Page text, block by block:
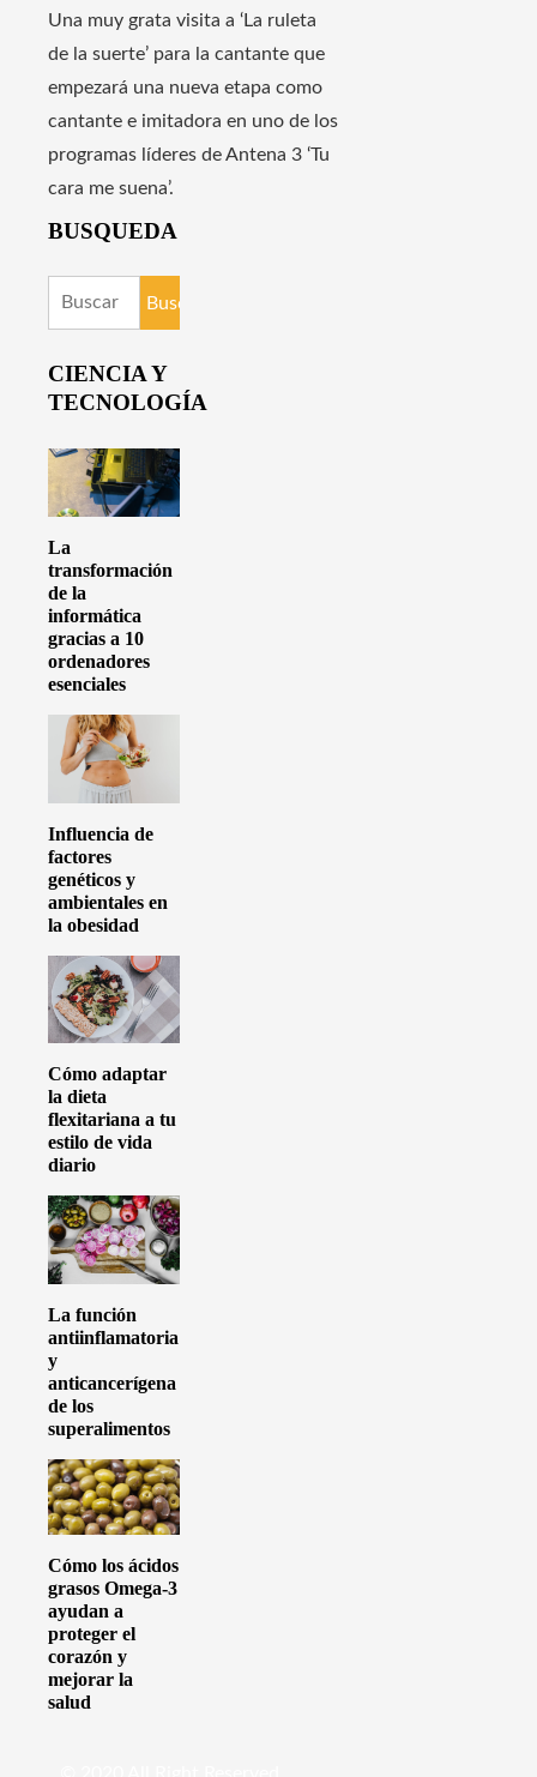
Una muy grata visita a ‘La ruleta
de la suerte’ para la cantante que
empezará una nueva etapa como
cantante e imitadora en uno de los
programas líderes de Antena 3 ‘Tu
cara me suena’.
BUSQUEDA
Buscar:
CIENCIA Y
TECNOLOGÍA
La
transformación
de la
informática
gracias a 10
ordenadores
esenciales
Influencia de
factores
genéticos y
ambientales en
la obesidad
Cómo adaptar
la dieta
flexitariana a tu
estilo de vida
diario
La función
antiinflamatoria
y
anticancerígena
de los
superalimentos
Cómo los ácidos
grasos Omega-3
ayudan a
proteger el
corazón y
mejorar la
salud